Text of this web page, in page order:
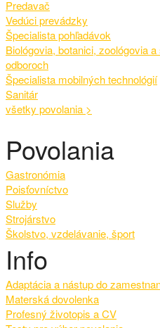
Predavač
Vedúci prevádzky
Špecialista pohľadávok
Biológovia, botanici, zoológovia
odboroch
Špecialista mobilných technológií
Sanitár
všetky povolania >
Povolania
Gastronómia
Poisťovníctvo
Služby
Strojárstvo
Školstvo, vzdelávanie, šport
Info
Adaptácia a nástup do
Materská dovolenka
Profesný životopis a CV